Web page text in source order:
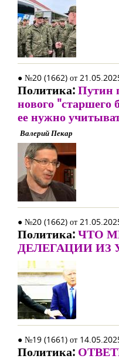
● №20 (1662) от
Политика:Путин
нового "старшего
ее нужно
Валерий Пекар
● №20 (1662) от
Политика:ЧТО
ДЕЛЕГАЦИИ ИЗ
● №19 (1661) от
Политика: